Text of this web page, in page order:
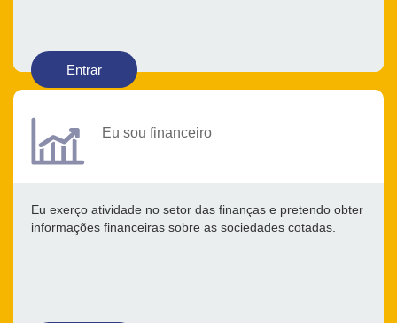
Entrar
Eu sou financeiro
Eu exerço atividade no setor das finanças e pretendo obter
informações financeiras sobre as sociedades cotadas.